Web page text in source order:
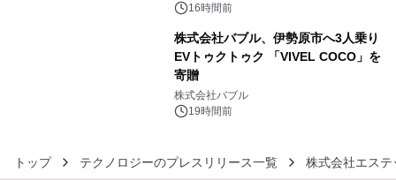
16時間前
株式会社バブル、伊勢原市へ3人乗り
EVトゥクトゥク 「VIVEL COCO」を
寄贈
株式会社バブル
19時間前
トップ テクノロジーのプレスリリース一覧 株式会社エステ